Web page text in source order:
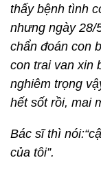
thấy bệnh tình
nhưng ngày 28/
chẩn đoán con
con trai van xin
nghiêm trọng
hết sốt rồi, mai
Bác sĩ thì
của tôi”.